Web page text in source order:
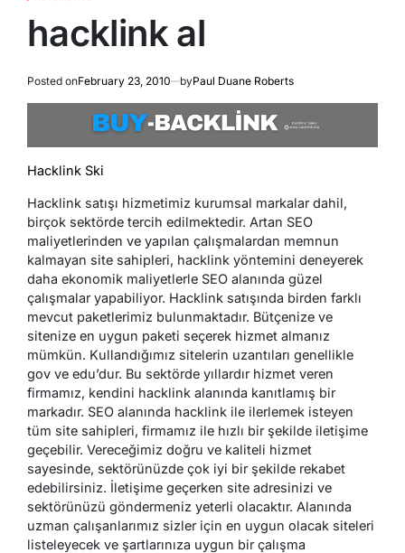
hacklink al
Posted onFebruary 23, 2010 byPaul Duane Roberts
Hacklink Ski
Hacklink satışı hizmetimiz kurumsal markalar dahil,
birçok sektörde tercih edilmektedir. Artan SEO
maliyetlerinden ve yapılan çalışmalardan memnun
kalmayan site sahipleri, hacklink yöntemini deneyerek
daha ekonomik maliyetlerle SEO alanında güzel
çalışmalar yapabiliyor. Hacklink satışında birden farklı
mevcut paketlerimiz bulunmaktadır. Bütçenize ve
sitenize en uygun paketi seçerek hizmet almanız
mümkün. Kullandığımız sitelerin uzantıları genellikle
gov ve edu’dur. Bu sektörde yıllardır hizmet veren
firmamız, kendini hacklink alanında kanıtlamış bir
markadır. SEO alanında hacklink ile ilerlemek isteyen
tüm site sahipleri, firmamız ile hızlı bir şekilde iletişime
geçebilir. Vereceğimiz doğru ve kaliteli hizmet
sayesinde, sektörünüzde çok iyi bir şekilde rekabet
edebilirsiniz. İletişime geçerken site adresinizi ve
sektörünüzü göndermeniz yeterli olacaktır. Alanında
uzman çalışanlarımız sizler için en uygun olacak siteleri
listeleyecek ve şartlarınıza uygun bir çalışma